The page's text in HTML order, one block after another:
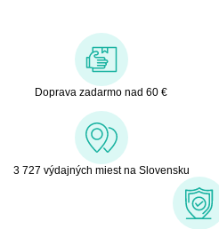
Doprava zadarmo nad 60 €
3 727 výdajných miest na Slovensku